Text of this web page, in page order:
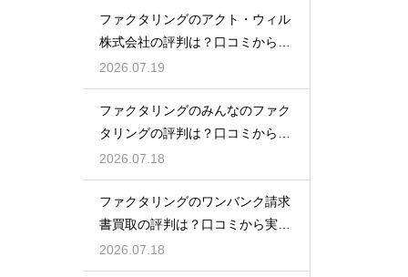
ファクタリングのアクト・ウィル
株式会社の評判は？口コミから実
態を徹底解説
2026.07.19
ファクタリングのみんなのファク
タリングの評判は？口コミから実
態を徹底解説
2026.07.18
ファクタリングのワンバンク請求
書買取の評判は？口コミから実態
を徹底解説
2026.07.18